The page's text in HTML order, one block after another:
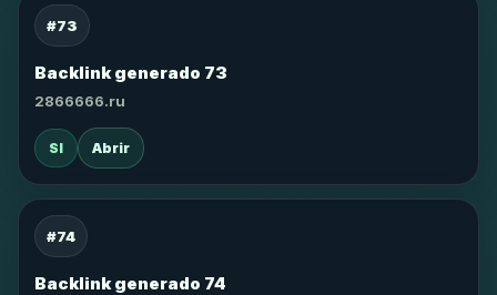
#73
Backlink generado 73
2866666.ru
SI Abrir
#74
Backlink generado 74